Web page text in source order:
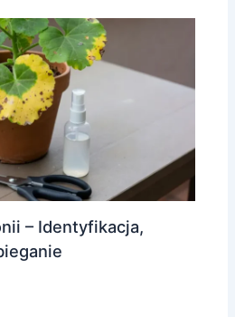
– Identyfikacja,